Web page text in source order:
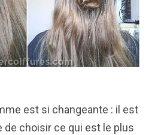
est si changeante : il est
choisir ce qui est le plus